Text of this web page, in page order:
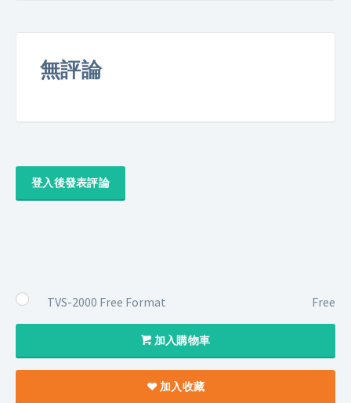
無評論
登入後發表評論
TVS-2000 Free Format Free
加入購物車
加入收藏